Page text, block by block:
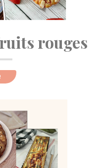
rouges